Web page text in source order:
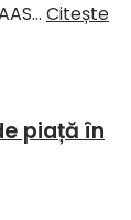
Citește
piață în